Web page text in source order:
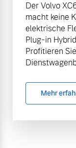
Der Volvo
macht keine
elektrische
Plug-in
Profitieren
Mehr